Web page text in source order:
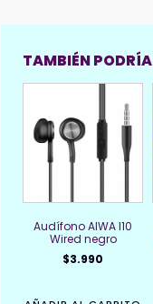
TAMBIÉN
Audífono AIWA I10
Wired negro
$3.990